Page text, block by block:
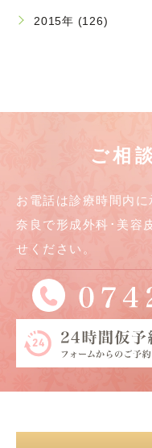
2015年 (126)
ご相
お電話は診療時間内に
奈良で形成外科･美容
せください。